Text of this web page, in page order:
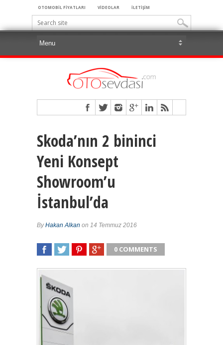
OTOMOBİL FİYATLARI VİDEOLAR İLETİŞİM
Skoda’nın 2 bininci
Yeni Konsept
Showroom’u
İstanbul’da
ByHakan Alkan on 14 Temmuz 2016
0 COMMENTS